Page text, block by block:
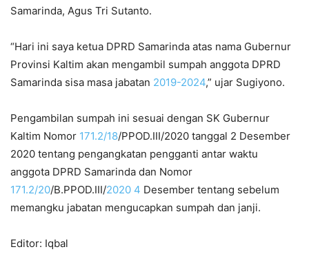
Samarinda, Agus Tri Sutanto.
“Hari ini saya ketua DPRD Samarinda atas nama Gubernur
Provinsi Kaltim akan mengambil sumpah anggota DPRD
Samarinda sisa masa jabatan 2019-2024,” ujar Sugiyono.
Pengambilan sumpah ini sesuai dengan SK Gubernur
Kaltim Nomor 171.2/18/PPOD.III/2020 tanggal 2 Desember
2020 tentang pengangkatan pengganti antar waktu
anggota DPRD Samarinda dan Nomor
171.2/20/B.PPOD.III/2020 4 Desember tentang sebelum
memangku jabatan mengucapkan sumpah dan janji.
Editor: Iqbal